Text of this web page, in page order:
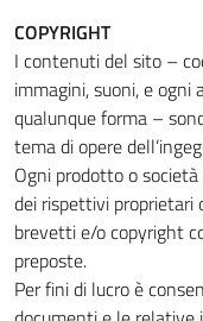
COPYRIGHT
I contenuti del sito –
immagini, suoni, e
qualunque forma –
tema di opere
Ogni prodotto o
dei rispettivi proprietari
brevetti e/o copyright
preposte.
Per fini di lucro è